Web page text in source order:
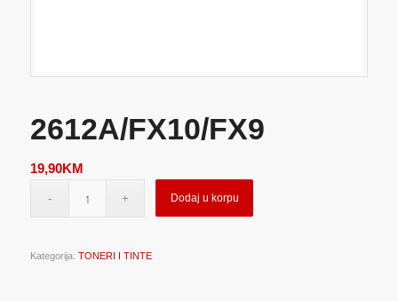
2612A/FX10/FX9
19,90KM
Dodaj u korpu
Kategorija: TONERI I TINTE